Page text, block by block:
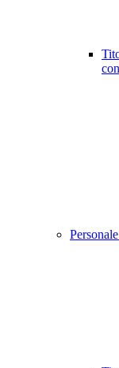
Personale